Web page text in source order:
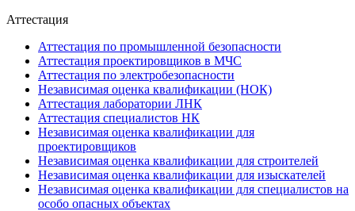
Аттестация
Аттестация по промышленной безопасности
Аттестация проектировщиков в МЧС
Аттестация по электробезопасности
Независимая оценка квалификации (НОК)
Аттестация лаборатории ЛНК
Аттестация специалистов НК
Независимая оценка квалификации для
проектировщиков
Независимая оценка квалификации для строителей
Независимая оценка квалификации для изыскателей
Независимая оценка квалификации для специалистов на
особо опасных объектах